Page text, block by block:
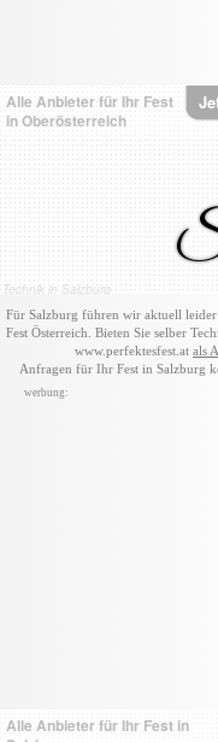
Alle Anbieter für Ihr Fest
in Oberösterreich
Technik in Salzburg
Für Salzburg führen wir aktuell
Fest Österreich. Bieten Sie selber
www.perfektesfest.at als
Anfragen für Ihr Fest in Salzburg
werbung:
Alle Anbieter für Ihr Fest in